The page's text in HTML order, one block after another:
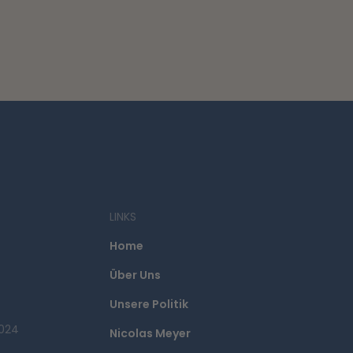
LINKS
Home
Über Uns
Unsere Politik
Nicolas Meyer